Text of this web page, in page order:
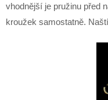
vhodnější je pružinu před
kroužek samostatně.